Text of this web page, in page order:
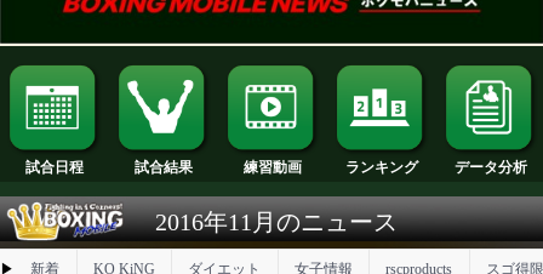
試合日程 試合結果 練習動画 ランキング